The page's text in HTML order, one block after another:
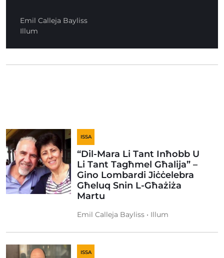
Emil Calleja Bayliss
Illum
ISSA
“Dil-Mara Li Tant Inħobb U
Li Tant Tagħmel Għalija” –
Gino Lombardi Jiċċelebra
Għeluq Snin L-Għażiża
Martu
Emil Calleja Bayliss • Illum
ISSA